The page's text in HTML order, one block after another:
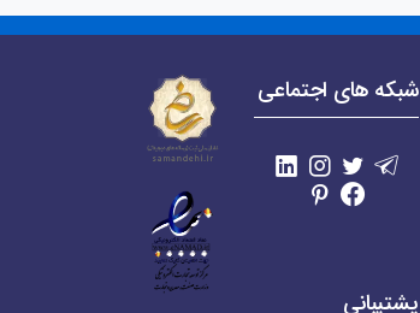
شبکه های اجتماعی
پشتیبانی